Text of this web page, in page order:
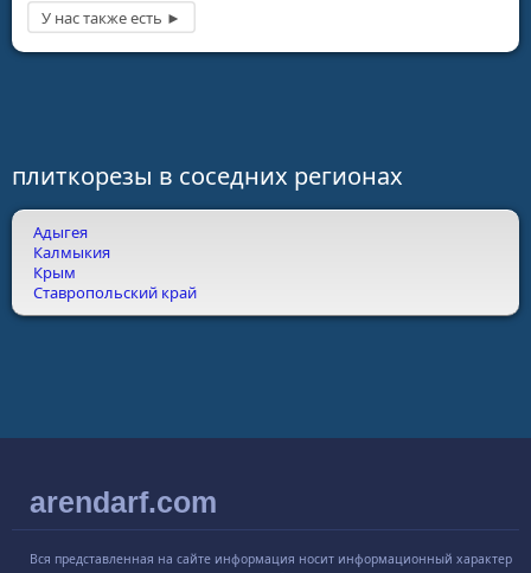
плиткорезы в соседних регионах
Адыгея
Калмыкия
Крым
Ставропольский край
arendarf.com
Вся представленная на сайте информация носит информационный характер